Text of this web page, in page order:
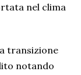
nel clima
transizione
notando